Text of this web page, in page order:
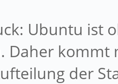
Ubuntu ist
Daher kommt
der